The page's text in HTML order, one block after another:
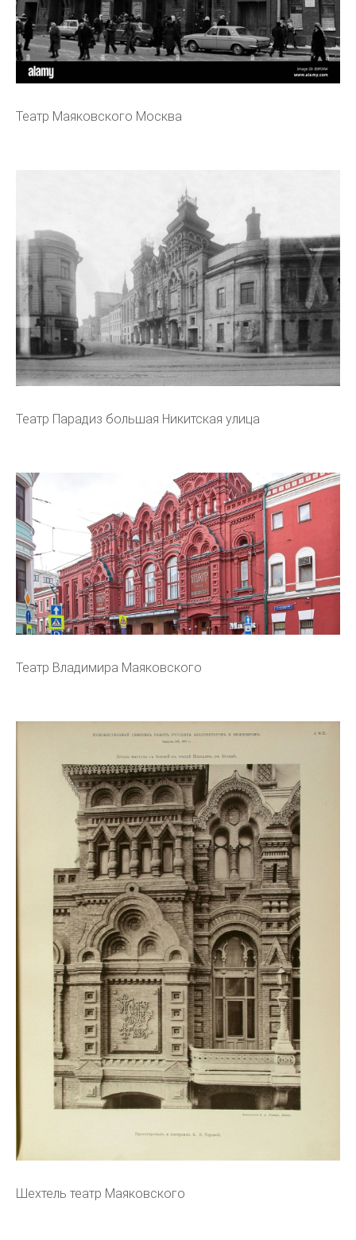
Театр Маяковского Москва
Театр Парадиз большая Никитская улица
Театр Владимира Маяковского
Шехтель театр Маяковского